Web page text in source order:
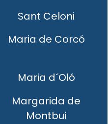
Sant Celoni
Maria de Corcó
Maria d´Oló
Margarida de
Montbui